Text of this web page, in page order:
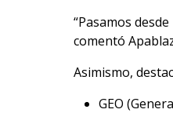
“Pasamos
comentó
Asimismo,
GEO